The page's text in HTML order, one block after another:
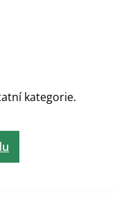
kategorie.